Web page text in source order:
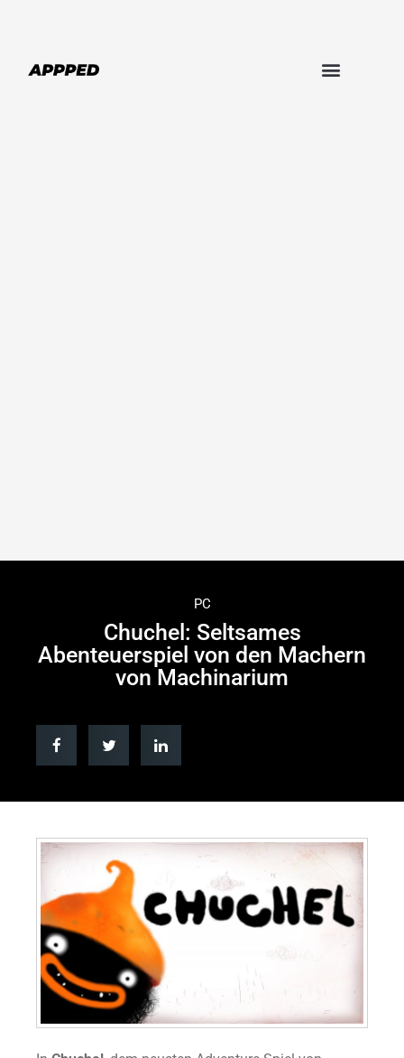
PC
Chuchel: Seltsames
Abenteuerspiel von den Machern
von Machinarium